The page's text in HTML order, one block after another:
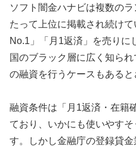
ソフト闇金ハナビは複数の
たって上位に掲載され続けて
No.1」「月1返済」を売りに
国のブラック層に広く知ら
の融資を行うケースもあると
融資条件は「月1返済・在籍
ており、いかにも使いやす
す。しかし金融庁の登録貸